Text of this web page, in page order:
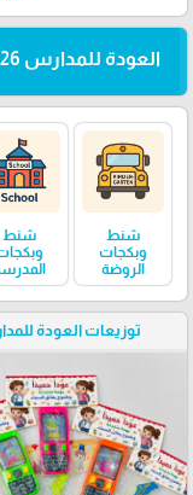
العودة للمدارس 2026
شنط
وبكجات
الروضة
شنط
توزيعات العودة